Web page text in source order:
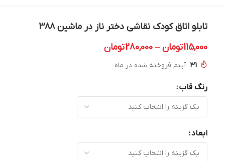
تابلو اتاق کودک نقاشی دختر ناز در ماشین 388
115,000تومان –
280,000تومان
31 آیتم فروخته شده در ماه
رنگ قاب
ابعاد